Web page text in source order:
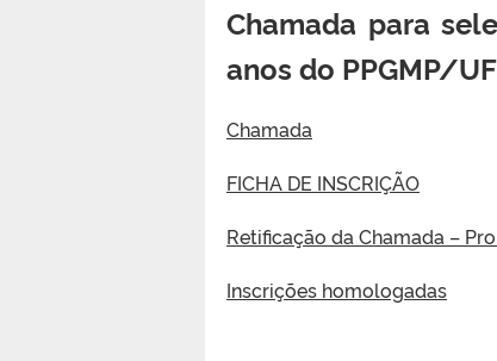
Chamada para
anos do PPGMP/
Chamada
FICHA DE INSCRIÇÃO
Retificação da Chamada –
Inscrições homologadas